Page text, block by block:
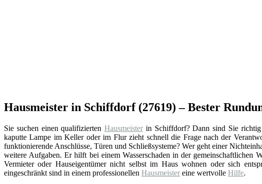
Hausmeister in Schiffdorf (27619) – Bester
Sie suchen einen qualifiziertenHausmeister in Schiffdorf? Dann sind Sie
kaputte Lampe im Keller oder im Flur zieht schnell die Frage nach der
funktionierende Anschlüsse, Türen und Schließsysteme? Wer geht einer
weitere Aufgaben. Er hilft bei einem Wasserschaden in der gemeinschaftlichen
Vermieter oder Hauseigentümer nicht selbst im Haus wohnen oder sich
eingeschränkt sind in einem professionellen Hausmeister eine wertvolle Hilfe.